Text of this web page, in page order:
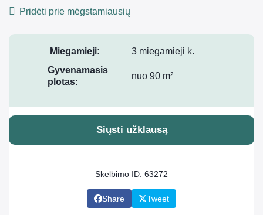
Pridėti prie mėgstamiausių
Miegamieji:
3 miegamieji k.
Gyvenamasis
plotas:
nuo 90 m²
Siųsti užklausą
Skelbimo ID: 63272
Share Tweet